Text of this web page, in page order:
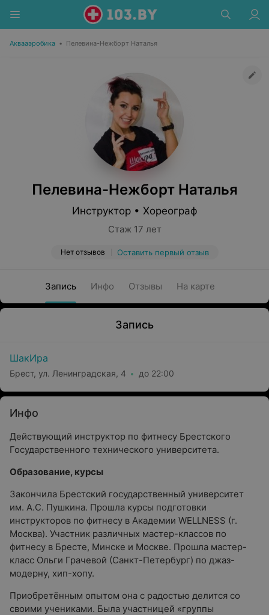
Аквааэробика • Пелевина-Нежборт Наталья
Пелевина-Нежборт Наталья
Инструктор • Хореограф
Стаж 17 лет
Нет отзывов Оставить первый отзыв
Запись Инфо Отзывы На карте
Запись
ШакИра
Брест, ул. Ленинградская, 4 до 22:00
Инфо
Действующий инструктор по фитнесу Брестского
Государственного технического университета.
Образование, курсы
Закончила Брестский государственный университет
им. А.С. Пушкина. Прошла курсы подготовки
инструкторов по фитнесу в Академии WELLNESS (г.
Москва). Участник различных мастер-классов по
фитнесу в Бресте, Минске и Москве. Прошла мастер-
класс Ольги Грачевой (Санкт-Петербург) по джаз-
модерну, хип-хопу.
Приобретённым опытом она с радостью делится со
своими учениками. Была участницей «группы